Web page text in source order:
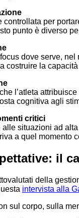
controllata per
punto è diverso
dove serve,
costruire la
l’atleta
cognitiva agli
critici
situazioni ad
a quel momento
il
della
intervista alla
sul corpo, sulla